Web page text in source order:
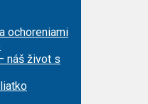
ochoreniami
náš život s